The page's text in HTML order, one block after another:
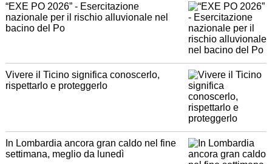
“EXE PO 2026” - Esercitazione
nazionale per il rischio alluvionale nel
bacino del Po
Vivere il Ticino significa conoscerlo,
rispettarlo e proteggerlo
In Lombardia ancora gran caldo nel fine
settimana, meglio da lunedì